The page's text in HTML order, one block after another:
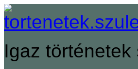
Igaz